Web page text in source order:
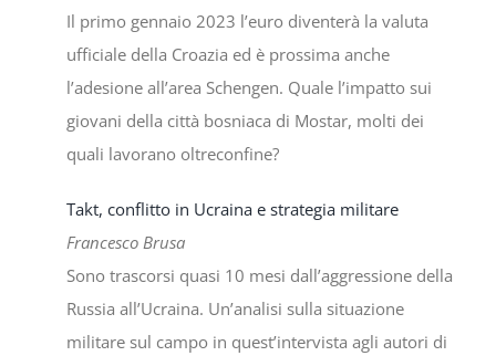
Il primo gennaio 2023 l’euro diventerà la valuta
ufficiale della Croazia ed è prossima anche
l’adesione all’area Schengen. Quale l’impatto sui
giovani della città bosniaca di Mostar, molti dei
quali lavorano oltreconfine?
Takt, conflitto in Ucraina e strategia militare
Francesco Brusa
Sono trascorsi quasi 10 mesi dall’aggressione della
Russia all’Ucraina. Un’analisi sulla situazione
militare sul campo in quest’intervista agli autori di